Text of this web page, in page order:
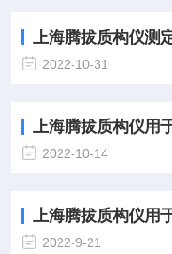
上海腾拔质构仪测定苦荞面条
2022-10-31
上海腾拔质构仪用于
2022-10-14
上海腾拔质构仪用
2022-9-21